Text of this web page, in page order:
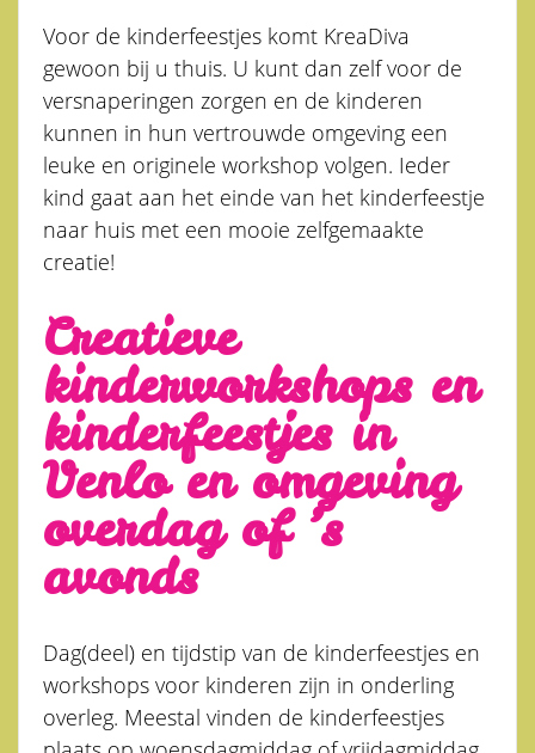
Voor de kinderfeestjes komt KreaDiva
gewoon bij u thuis. U kunt dan zelf voor de
versnaperingen zorgen en de kinderen
kunnen in hun vertrouwde omgeving een
leuke en originele workshop volgen. Ieder
kind gaat aan het einde van het kinderfeestje
naar huis met een mooie zelfgemaakte
creatie!
Creatieve
kinderworkshops en
kinderfeestjes in
Venlo en omgeving
overdag of ’s
avonds
Dag(deel) en tijdstip van de kinderfeestjes en
workshops voor kinderen zijn in onderling
overleg. Meestal vinden de kinderfeestjes